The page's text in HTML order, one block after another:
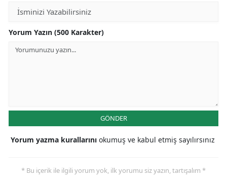
Yorum Yazın (500 Karakter)
GÖNDER
Yorum yazma kurallarını okumuş ve kabul etmiş sayılırsınız
* Bu içerik ile ilgili yorum yok, ilk yorumu siz yazın, tartışalım *